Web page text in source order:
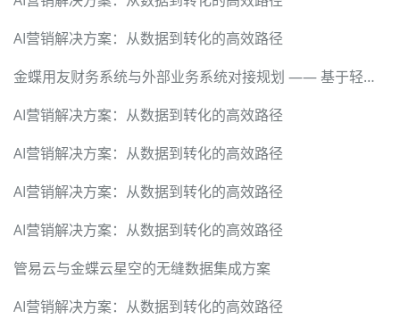
AI营销解决方案：从数据到转化的高效路径
金蝶用友财务系统与外部业务系统对接规划 —— 基于轻易云数据集成平台的技术实现
AI营销解决方案：从数据到转化的高效路径
AI营销解决方案：从数据到转化的高效路径
AI营销解决方案：从数据到转化的高效路径
AI营销解决方案：从数据到转化的高效路径
管易云与金蝶云星空的无缝数据集成方案
AI营销解决方案：从数据到转化的高效路径